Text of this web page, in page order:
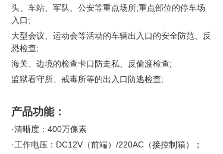
头、车站、军队、公安等重点场所;重点部位的停车场
入口;
大型会议、运动会等活动的车辆出入口的安全防范、反
恐检查;
海关、边境的检查卡口防走私、反偷渡检查;
监狱看守所、戒毒所等的出入口防逃检查;
产品功能：
·清晰度：400万像素
·工作电压：DC12V（前端）/220AC（接控制箱）；